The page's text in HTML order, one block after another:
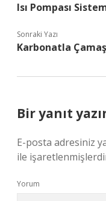
Isı Pompası
Sonraki Yazı
Karbonatla
Bir yanıt
E-posta adresiniz
ile
Yorum